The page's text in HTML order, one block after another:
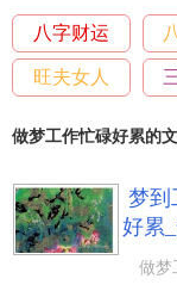
八字财运
旺夫女人
做梦工作忙碌好累的
梦到
好累